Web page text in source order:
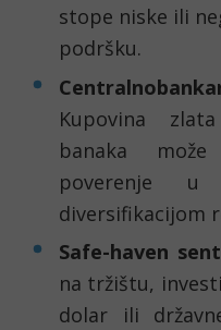
stope niske ili
podršku.
Kupovina
banaka
poverenje
diversifikacijom
Safe-haven
na tržištu,
dolar ili